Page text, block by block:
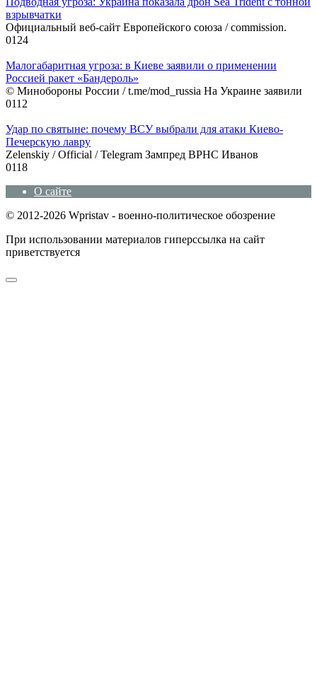
взрывчатки
Официальный веб-сайт Европейского союза / commission.
0124
Малогабаритная угроза: в Киеве заявили о применении
Россией ракет «Бандероль»
© Минобороны России / t.me/mod_russia На Украине заявили
0112
Удар по святыне: почему ВСУ выбрали для атаки Киево-
Печерскую лавру
Zеlеnskiу / Оfficiаl / Telegram Зампред ВРНС Иванов
0118
О сайте
© 2012-2026 Wpristav - военно-политическое обозрение
При использовании материалов гиперссылка на сайт
приветствуется